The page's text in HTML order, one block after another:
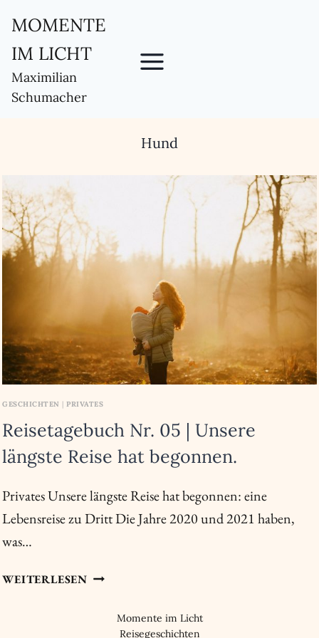
Inhalt
springen
MOMENTE
IM LICHT
Maximilian
Schumacher
Hund
GESCHICHTEN |PRIVATES
Reisetagebuch Nr. 05 | Unsere
längste Reise hat begonnen.
Privates Unsere längste Reise hat begonnen: eine
Lebensreise zu Dritt Die Jahre 2020 und 2021 haben,
was…
WEITERLESEN REISETAGEBUCH
Momente im Licht
Reisegeschichten